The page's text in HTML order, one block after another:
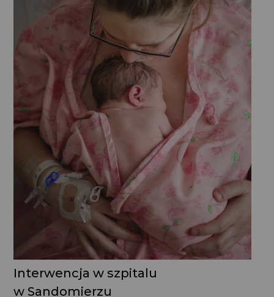
Interwencja w szpitalu
w Sandomierzu